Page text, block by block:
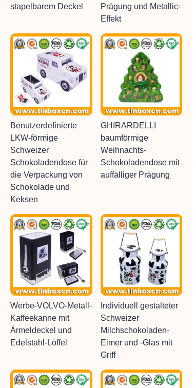
stapelbarem Deckel
Prägung und Metallic-
Effekt
Benutzerdefinierte
LKW-förmige
Schweizer
Schokoladendose für
die Verpackung von
Schokolade und
Keksen
GHIRARDELLI
baumförmige
Weihnachts-
Schokoladendose mit
auffälliger Prägung
Werbe-VOLVO-Metall-
Kaffeekanne mit
Ärmeldeckel und
Edelstahl-Löffel
Individuell gestalteter
Schweizer
Milchschokoladen-
Eimer und -Glas mit
Griff